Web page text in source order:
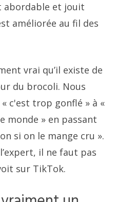
abordable et jouit
améliorée au fil des
vrai qu’il existe de
du brocoli. Nous
c'est trop gonflé » à «
monde » en passant
si on le mange cru ».
il ne faut pas
sur TikTok.